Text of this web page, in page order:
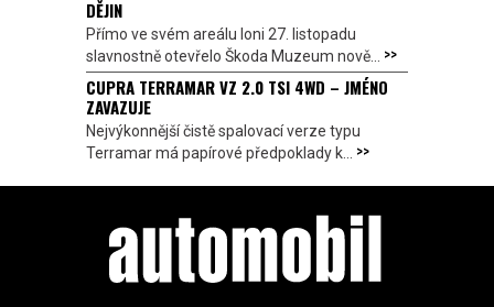
DĚJIN
Přímo ve svém areálu loni 27. listopadu
slavnostně otevřelo Škoda Muzeum nově... >>
CUPRA TERRAMAR VZ 2.0 TSI 4WD – JMÉNO
ZAVAZUJE
Nejvýkonnější čistě spalovací verze typu
Terramar má papírové předpoklady k... >>